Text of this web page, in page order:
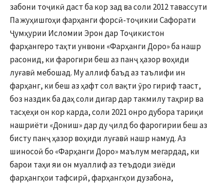
забони тоҷикӣ даст ба кор зад ва соли 2012 тавассути
Па жуҳишгоҳи фарҳанги форсӣ-тоҷикии Сафорати
Ҷумҳурии Исломии Эрон дар Тоҷикистон
фарҳангеро таҳти унвони «Фарҳанги Доро» ба нашр
расонид, ки фарогири беш аз панҷ ҳазор воҳиди
луғавӣ мебошад. Му аллиф баъд аз таълифи ин
фарҳанг, ки беш аз ҳафт сол вақти ӯро гириф тааст,
боз наздик ба даҳ соли дигар дар такмилу таҳрир ва
тасҳеҳи он кор карда, соли 2021 онро дубора тариқи
нашриёти «Дониш» дар ду ҷилд бо фарогирии беш аз
бисту панҷ ҳазор воҳиди луғавӣ нашр намуд. Аз
шиносоӣ бо «Фарҳанги Доро» маълум мегардад, ки
барои таҳи яи он муаллиф аз теъдоди зиёди
фарҳангҳои тафсирӣ, фарҳангҳои дузабона,